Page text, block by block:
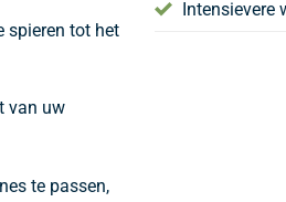
spieren tot het
van uw
te passen,
Intensievere